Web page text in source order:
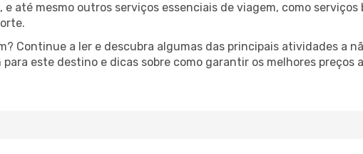
até mesmo outros serviços essenciais de viagem, como
Continue a ler e descubra algumas das principais atividades a
este destino e dicas sobre como garantir os melhores preços